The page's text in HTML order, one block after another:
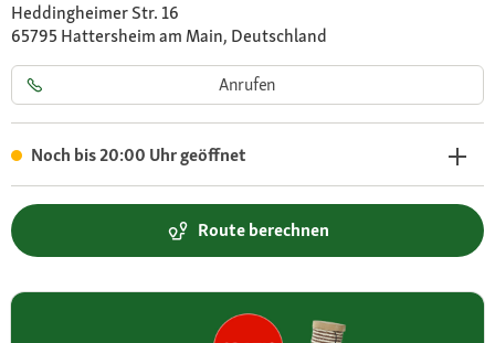
Heddingheimer Str. 16
65795 Hattersheim am Main, Deutschland
Anrufen
Noch bis 20:00 Uhr geöffnet
Route berechnen